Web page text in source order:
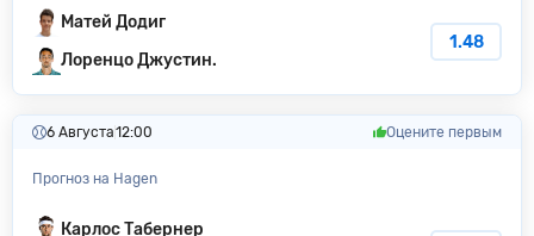
Матей Додиг
Лоренцо Джустин.
1.48
6 Августа12:00 Оцените первым
Прогноз на Hagen
Карлос Табернер